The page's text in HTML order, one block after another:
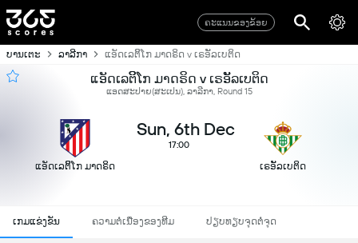
ຄະແນນຂອງຂ້ອຍ
ບານເຕະ ລາລີກາ ແອັດເລຕິິໂກ ມາດຣິດ v ເຣອັັລເບຕິດ
ແອັດເລຕິິໂກ ມາດຣິດ v ເຣອັັລເບຕິດ
ແອດສະປາຍ​(ສະເປນ), ລາລີກາ, Round 15
ແອັດເລຕິິໂກ ມາດຣິດ
Sun, 6th Dec
17:00
ເຣອັັລເບຕິດ
ເກມແຂ່ງຂັນ ຄວາມຕໍ່ເນື່ອງຂອງທີມ ປຽບທຽບຈຸດຕໍ່ຈຸດ